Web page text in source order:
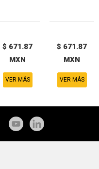
$ 671.87
MXN
VER MÁS
$ 671.87
MXN
VER MÁS